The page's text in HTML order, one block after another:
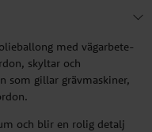
med vägarbete-
skyltar och
som gillar grävmaskiner,
och blir en rolig detalj